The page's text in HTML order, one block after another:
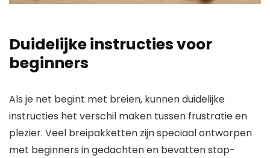
Duidelijke instructies voor
beginners
Als je net begint met breien, kunnen duidelijke
instructies het verschil maken tussen frustratie en
plezier. Veel breipakketten zijn speciaal ontworpen
met beginners in gedachten en bevatten stap-